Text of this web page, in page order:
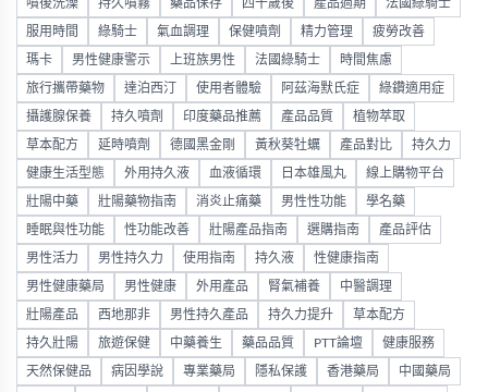
噴後洗澡 持久噴霧 藥品保存 四十歲後 產品過期 法國綠騎士
服用時間 綠騎士 氣血調理 保健噴劑 精力管理 疲勞改善
瑪卡 男性健康警示 上班族男性 法國綠騎士 時間焦慮
旅行攜帶藥物 達泊西汀 使用者體驗 阿茲海默氏症 綠鑽適用症
攝護腺保養 持久噴劑 印度藥品推薦 產品品質 植物萃取
草本配方 延時噴劑 德國黑金剛 黃秋葵牡蠣 產品對比 持久力
健康生活型態 外用持久液 血液循環 日本雄風丸 線上購物平台
壯陽中藥 壯陽藥物指南 消炎止痛藥 男性性功能 學名藥
睡眠與性功能 性功能改善 壯陽產品指南 選購指南 產品評估
男性活力 男性持久力 使用指南 持久液 性健康指南
男性健康藥局 男性健康 外用產品 腎氣補養 中醫調理
壯陽產品 西地那非 男性持久產品 持久力提升 草本配方
持久壯陽 旅遊保健 中藥養生 藥品品質 PTT論壇 健康服務
天然保健品 病因學說 專業藥局 隱私保護 香港藥局 中國藥局